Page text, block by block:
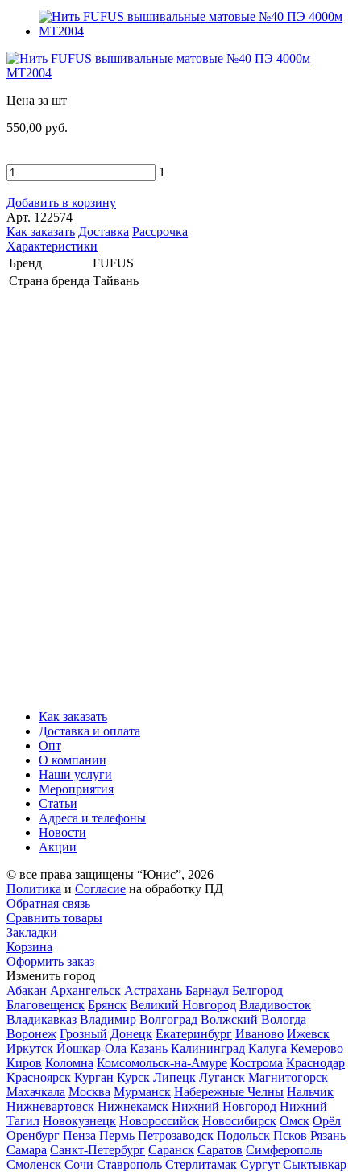
Цена за шт
550,00 руб.
1
Добавить в корзину
Арт. 122574
Как заказать Доставка Рассрочка
Характеристики
Бренд
FUFUS
Страна бренда Тайвань
Как заказать
Доставка и оплата
Опт
О компании
Наши услуги
Мероприятия
Статьи
Адреса и телефоны
Новости
Акции
© все права защищены “Юнис”, 2026
Политика и Согласие на обработку ПД
Обратная связь
Сравнить товары
Закладки
Корзина
Оформить заказ
Изменить город
Абакан Архангельск Астрахань Барнаул Белгород
Благовещенск Брянск Великий Новгород Владивосток
Владикавказ Владимир Волгоград Волжский Вологда
Воронеж Грозный Донецк Екатеринбург Иваново Ижевск
Иркутск Йошкар-Ола Казань Калининград Калуга Кемерово
Киров Коломна Комсомольск-на-Амуре Кострома Краснодар
Красноярск Курган Курск Липецк Луганск Магнитогорск
Махачкала Москва Мурманск Набережные Челны Нальчик
Нижневартовск Нижнекамск Нижний Новгород Нижний
Тагил Новокузнецк Новороссийск Новосибирск Омск Орёл
Оренбург Пенза Пермь Петрозаводск Подольск Псков Рязань
Самара Санкт-Петербург Саранск Саратов Симферополь
Смоленск Сочи Ставрополь Стерлитамак Сургут Сыктывкар